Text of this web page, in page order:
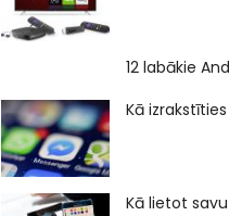
12 labākie
Kā
Kā lietot